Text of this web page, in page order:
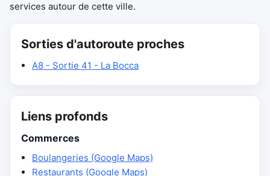
services autour de cette ville.
Sorties d'autoroute proches
A8 - Sortie 41 - La Bocca
Liens profonds
Commerces
Boulangeries (Google Maps)
Restaurants (Google Maps)